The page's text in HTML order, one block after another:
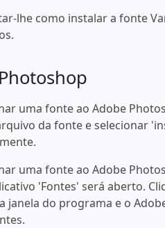
lhe como instalar a fonte
uma fonte ao Adobe
da fonte e selecionar
uma fonte ao Adobe
'Fontes' será aberto.
janela do programa e o